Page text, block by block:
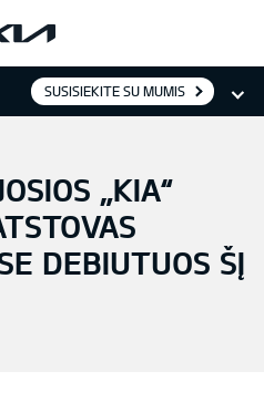
SUSISIEKITE SU MUMIS
„KIA“
DEBIUTUOS ŠĮ